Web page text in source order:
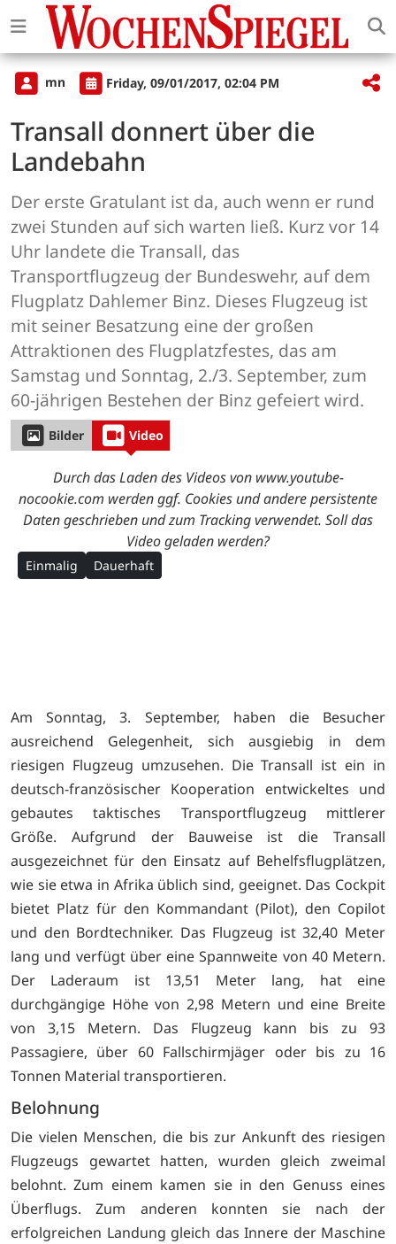
mn Friday, 09/01/2017, 02:04 PM
Transall donnert über die
Landebahn
Der erste Gratulant ist da, auch wenn er rund
zwei Stunden auf sich warten ließ. Kurz vor 14
Uhr landete die Transall, das
Transportflugzeug der Bundeswehr, auf dem
Flugplatz Dahlemer Binz. Dieses Flugzeug ist
mit seiner Besatzung eine der großen
Attraktionen des Flugplatzfestes, das am
Samstag und Sonntag, 2./3. September, zum
60-jährigen Bestehen der Binz gefeiert wird.
Bilder Video
Durch das Laden des Videos von www.youtube-
nocookie.com werden ggf. Cookies und andere persistente
Daten geschrieben und zum Tracking verwendet. Soll das
Video geladen werden?
Einmalig Dauerhaft
Am Sonntag, 3. September, haben die Besucher
ausreichend Gelegenheit, sich ausgiebig in dem
riesigen Flugzeug umzusehen. Die Transall ist ein in
deutsch-französischer Kooperation entwickeltes und
gebautes taktisches Transportflugzeug mittlerer
Größe. Aufgrund der Bauweise ist die Transall
ausgezeichnet für den Einsatz auf Behelfsflugplätzen,
wie sie etwa in Afrika üblich sind, geeignet. Das Cockpit
bietet Platz für den Kommandant (Pilot), den Copilot
und den Bordtechniker. Das Flugzeug ist 32,40 Meter
lang und verfügt über eine Spannweite von 40 Metern.
Der Laderaum ist 13,51 Meter lang, hat eine
durchgängige Höhe von 2,98 Metern und eine Breite
von 3,15 Metern. Das Flugzeug kann bis zu 93
Passagiere, über 60 Fallschirmjäger oder bis zu 16
Tonnen Material transportieren.
Belohnung
Die vielen Menschen, die bis zur Ankunft des riesigen
Flugzeugs gewartet hatten, wurden gleich zweimal
belohnt. Zum einem kamen sie in den Genuss eines
Überflugs. Zum anderen konnten sie nach der
erfolgreichen Landung gleich das Innere der Maschine